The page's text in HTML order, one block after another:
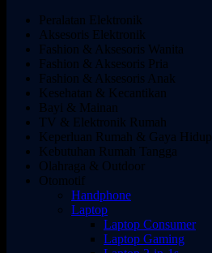
Peralatan Elektronik
Aksesoris Elektronik
Fashion & Aksesoris Wanita
Fashion & Aksesoris Pria
Fashion & Aksesoris Anak
Kesehatan & Kecantikan
Bayi & Mainan
TV & Elektronik Rumah
Keperluan Rumah & Gaya Hidup
Kebutuhan Rumah Tangga
Olahraga & Outdoor
Otomotif
Handphone
Laptop
Laptop Consumer
Laptop Gaming